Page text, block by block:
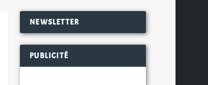
NEWSLETTER
PUBLICITÉ